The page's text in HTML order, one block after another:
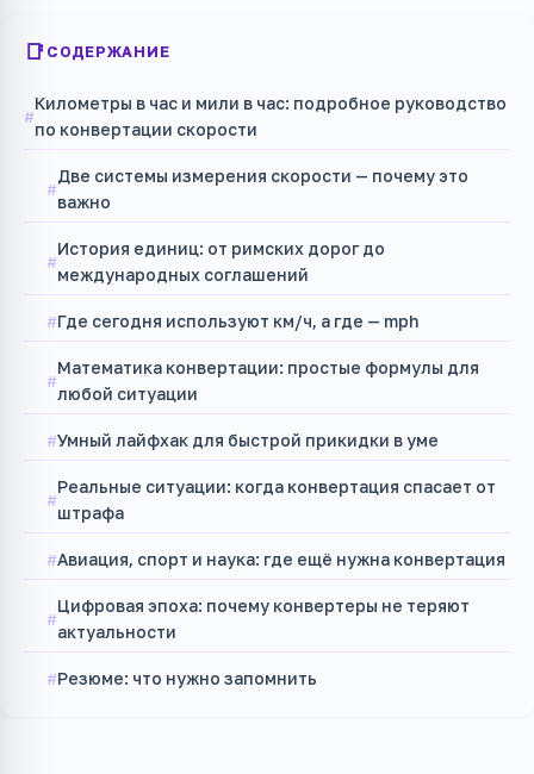
СОДЕРЖАНИЕ
Километры в час и мили в час: подробное руководство
по конвертации скорости
Две системы измерения скорости — почему это
важно
История единиц: от римских дорог до
международных соглашений
Где сегодня используют км/ч, а где — mph
Математика конвертации: простые формулы для
любой ситуации
Умный лайфхак для быстрой прикидки в уме
Реальные ситуации: когда конвертация спасает от
штрафа
Авиация, спорт и наука: где ещё нужна конвертация
Цифровая эпоха: почему конвертеры не теряют
актуальности
Резюме: что нужно запомнить